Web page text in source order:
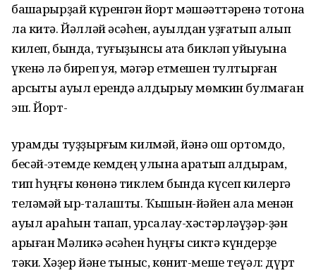
башҡарырҙай күренгән йорт мәшәҡәттәренә тотона
ла китә. Йәлләй әсәһен, ауылдан ҡуҙғатып алып
килеп, бында, туғыҙынсы ҡатҡа бикләп ҡуйыуына
үкенә лә биреп ҡуя, мәгәр етмешен тултырған
ҡарсыҡты ауыл ерендә ҡалдырыу мөмкин булмаған
эш. Йорт-
ҡурамды туҙҙырғым килмәй, йәнә ҡош ҡортомдо,
бесәй-этемде кемдең ҡулына ҡаратып ҡалдырам,
тип һуңғы көнөнә тиклем бында күсеп килергә
теләмәй ҡыр-талашты. Ҡышын-йәйен ҡала менән
ауыл араһын тапап, ҡурсалау-хәстәрләүҙәр-ҙән
арыған Мәликә әсәһен һуңғы сиктә күндерҙе
тәки. Хәҙер йәне тыныс, көнит-меше теүәл: дүрт